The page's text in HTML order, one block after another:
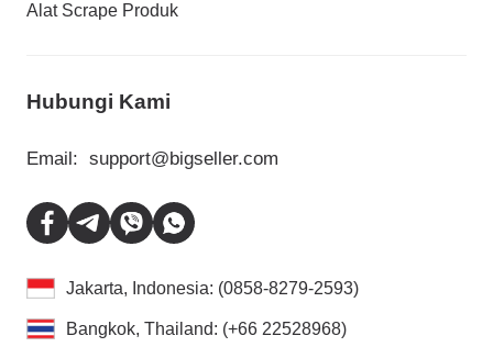
Alat Scrape Produk
Hubungi Kami
Email: support@bigseller.com
Jakarta, Indonesia: (0858-8279-2593)
Bangkok, Thailand: (+66 22528968)